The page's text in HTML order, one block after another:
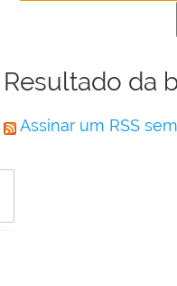
Resultado da
Assinar um RSS